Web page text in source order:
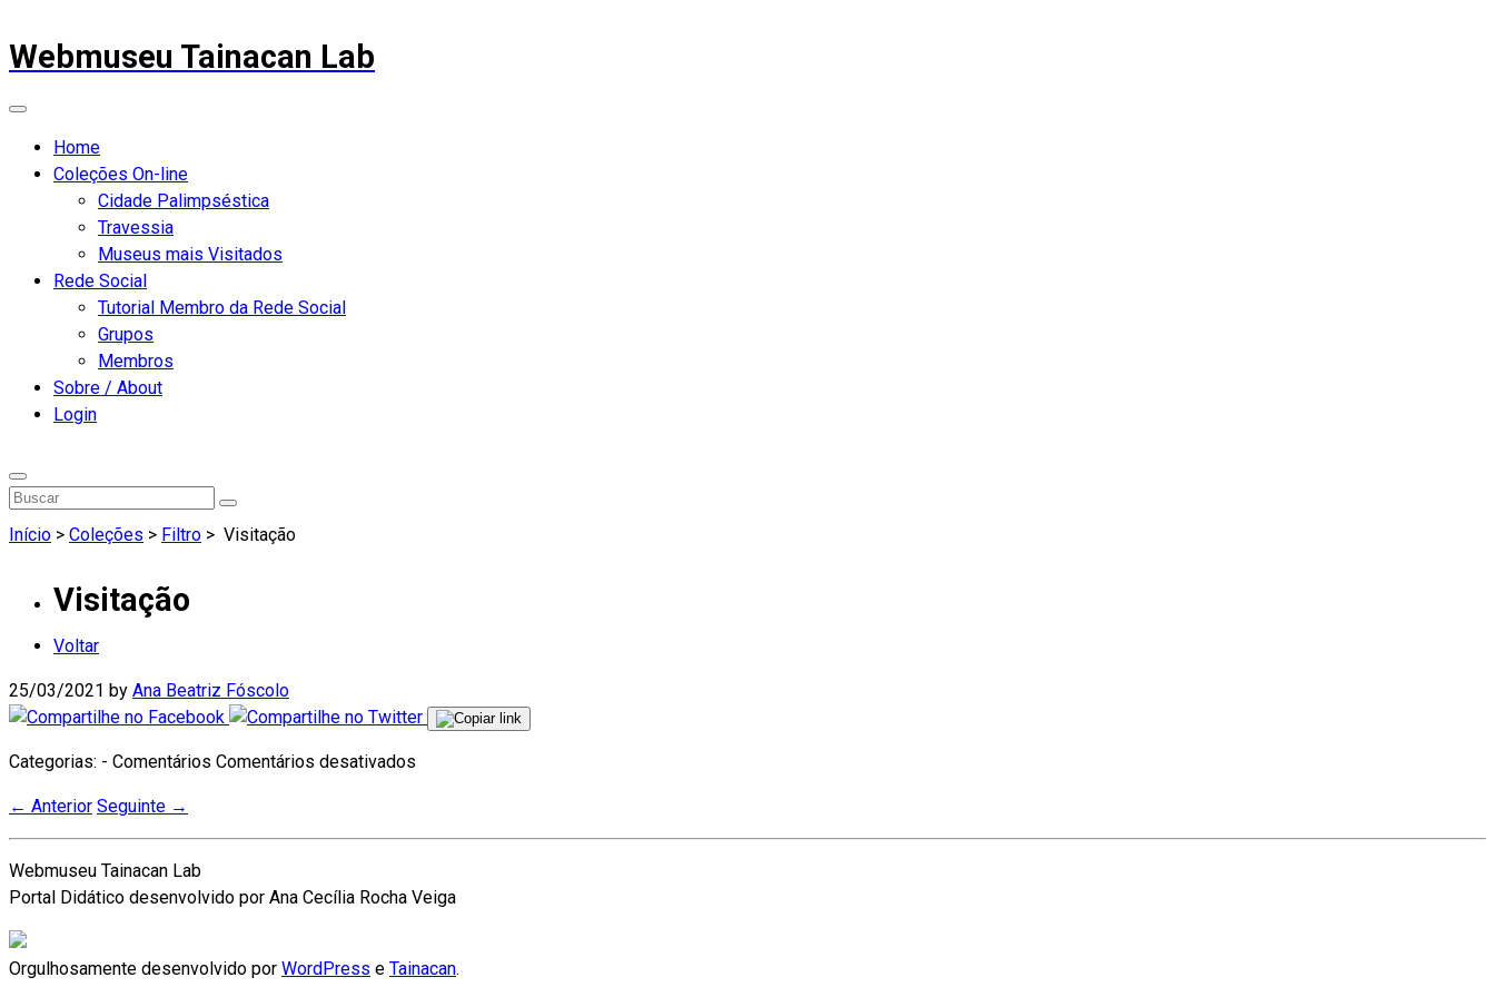
Webmuseu Tainacan Lab
Home
Coleções On-line
Cidade Palimpséstica
Travessia
Museus mais Visitados
Rede Social
Tutorial Membro da Rede Social
Grupos
Membros
Sobre / About
Login
Início > Coleções > Filtro > Visitação
Visitação
Voltar
25/03/2021 by Ana Beatriz Fóscolo
Categorias: - Comentários Comentários desativados
← Anterior Seguinte →
Webmuseu Tainacan Lab
Portal Didático desenvolvido por Ana Cecília Rocha Veiga
Orgulhosamente desenvolvido por WordPress e Tainacan.